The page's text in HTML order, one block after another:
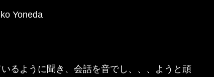
Yoneda
るように聞き、会話を音でし、、、ようと頑